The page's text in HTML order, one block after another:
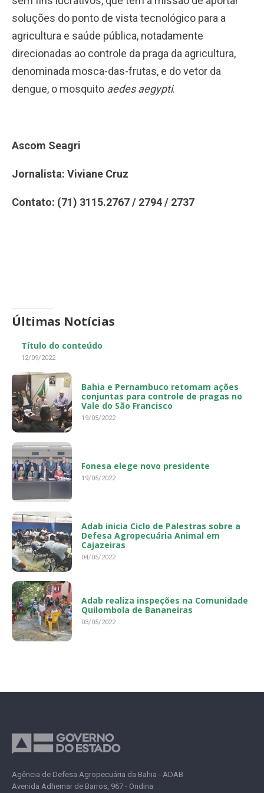
soluções do ponto de vista tecnológico para a
agricultura e saúde pública, notadamente
direcionadas ao controle da praga da agricultura,
denominada mosca-das-frutas, e do vetor da
dengue, o mosquito aedes aegypti.
Ascom Seagri
Jornalista: Viviane Cruz
Contato: (71) 3115.2767 / 2794 / 2737
Últimas Notícias
Título do conteúdo
12/09/2022
Bahia e Pernambuco retomam ações
conjuntas para controle de pragas no
Vale do São Francisco
19/05/2022
Fonesa elege novo presidente
19/05/2022
Adab inicia Ciclo de Palestras sobre a
Defesa Agropecuária Animal em
Cajazeiras
04/05/2022
Adab realiza inspeções na Comunidade
Quilombola de Bananeiras
03/05/2022
Agência de Defesa Agropecuária da Bahia - ADAB
Avenida Adhemar de Barros, 967 - Ondina